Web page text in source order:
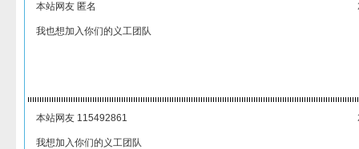
本站网友 匿名
我也想加入你们的义工团队
本站网友 115492861
我想加入你们的义工团队